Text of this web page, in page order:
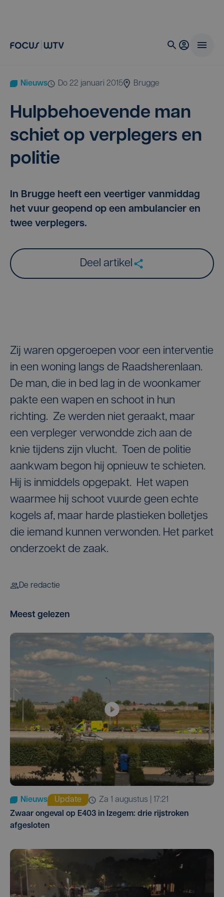
Nieuws do 22 januari 2015 Brugge
Hulp­be­hoe­ven­de man
schiet op ver­ple­gers en
politie
In Brugge heeft een veertiger vanmiddag
het vuur geopend op een ambulancier en
twee verplegers.
Deel artikel
Zij waren opgeroepen voor een interventie
in een woning langs de Raadsherenlaan.
De man, die in bed lag in de woonkamer
pakte een wapen en schoot in hun
richting. Ze werden niet geraakt, maar
een verpleger verwondde zich aan de
knie tijdens zijn vlucht. Toen de politie
aankwam begon hij opnieuw te schieten.
Hij is inmiddels opgepakt. Het wapen
waarmee hij schoot vuurde geen echte
kogels af, maar harde plastieken bolletjes
die iemand kunnen verwonden. Het parket
onderzoekt de zaak.
De redactie
Meest gelezen
Nieuws Update
za 1 augustus | 17:21
Zwaar ongeval op E403 in Izegem: drie rijstroken
afgesloten